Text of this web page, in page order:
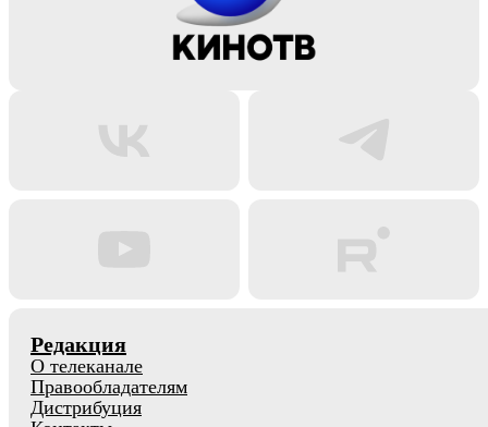
Редакция
О телеканале
Правообладателям
Дистрибуция